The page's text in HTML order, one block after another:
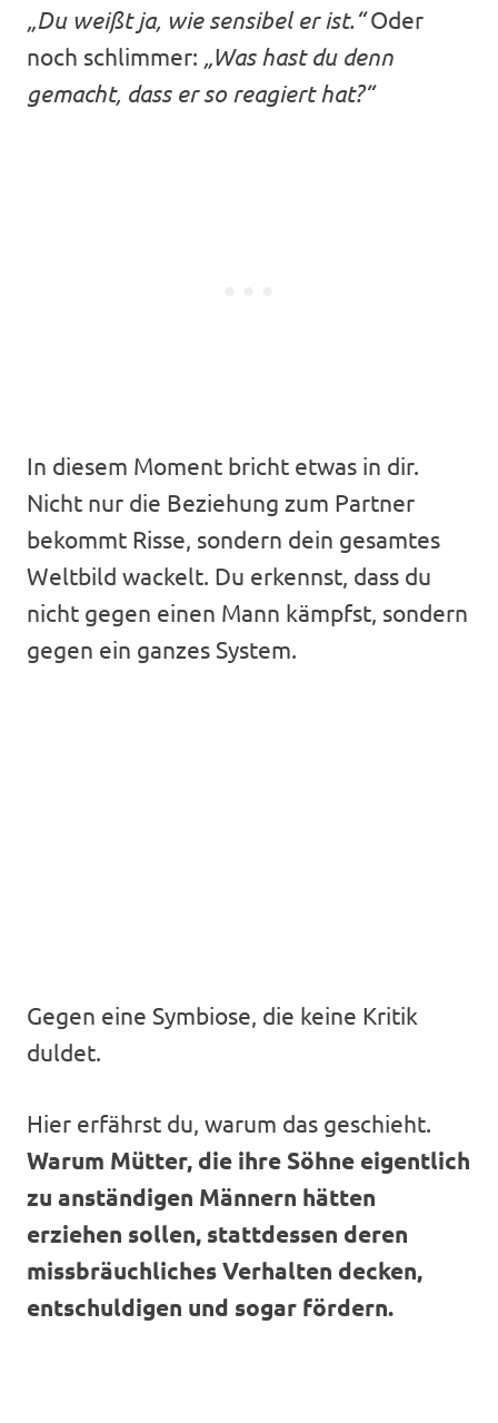
„Du weißt ja, wie sensibel er ist.“Oder
noch schlimmer: „Was hast du denn
gemacht, dass er so reagiert hat?“
In diesem Moment bricht etwas in dir.
Nicht nur die Beziehung zum Partner
bekommt Risse, sondern dein gesamtes
Weltbild wackelt. Du erkennst, dass du
nicht gegen einen Mann kämpfst, sondern
gegen ein ganzes System.
Gegen eine Symbiose, die keine Kritik
duldet.
Hier erfährst du, warum das geschieht.
Warum Mütter, die ihre Söhne eigentlich
zu anständigen Männern hätten
erziehen sollen, stattdessen deren
missbräuchliches Verhalten decken,
entschuldigen und sogar fördern.